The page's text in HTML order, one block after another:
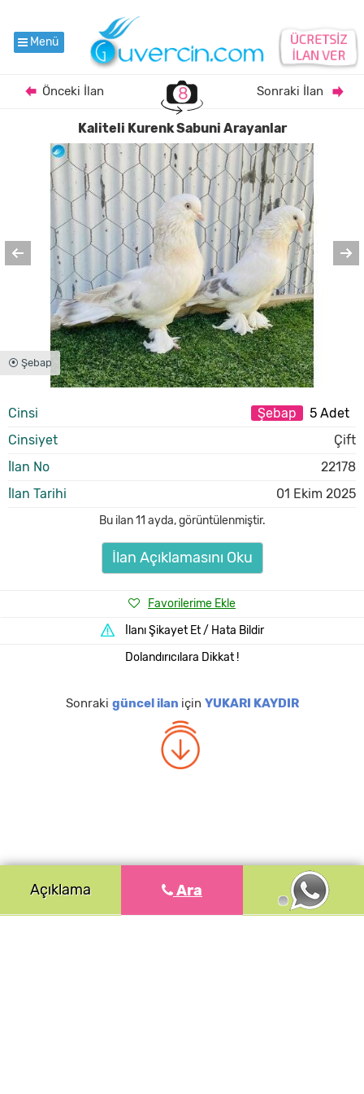
Menü
Önceki İlan 8 Sonraki İlan
Kaliteli Kurenk Sabuni Arayanlar
⦿ Şebap
Cinsi Şebap
5 Adet
Cinsiyet
Çift
İlan No
22178
İlan Tarihi
01 Ekim 2025
Bu ilan11 ayda,görüntülenmiştir.
İlan Açıklamasını Oku
Favorilerime Ekle
İlanı Şikayet Et / Hata Bildir
Dolandırıcılara Dikkat !
Açıklama Ara
Sonraki güncel ilan için YUKARI KAYDIR